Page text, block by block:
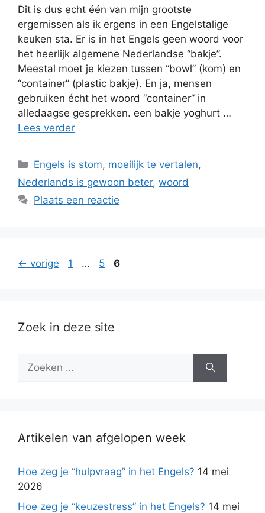
Dit is dus echt één van mijn grootste
ergernissen als ik ergens in een Engelstalige
keuken sta. Er is in het Engels geen woord voor
het heerlijk algemene Nederlandse “bakje”.
Meestal moet je kiezen tussen “bowl” (kom) en
“container” (plastic bakje). En ja, mensen
gebruiken écht het woord “container” in
alledaagse gesprekken. een bakje yoghurt …
Lees verder
Categorieën
Engels is stom, moeilijk te vertalen,
Nederlands is gewoon beter, woord
Plaats een reactie
← vorige Pagina
1 … Pagina
5 Pagina
6
Zoek in deze site
Zoek
Artikelen van afgelopen week
Hoe zeg je “hulpvraag” in het Engels? 14 mei
2026
Hoe zeg je “keuzestress” in het Engels? 14 mei